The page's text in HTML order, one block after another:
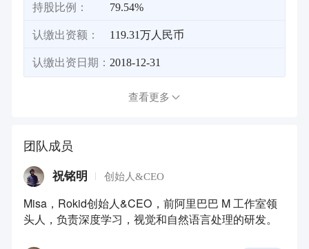
持股比例： 79.54%
认缴出资额： 119.31万人民币
认缴出资日期： 2018-12-31
查看更多
团队成员
祝铭明 创始人&CEO
Misa，Rokid创始人&CEO，前阿里巴巴 M 工作室领
头人，负责深度学习，视觉和自然语言处理的研发。